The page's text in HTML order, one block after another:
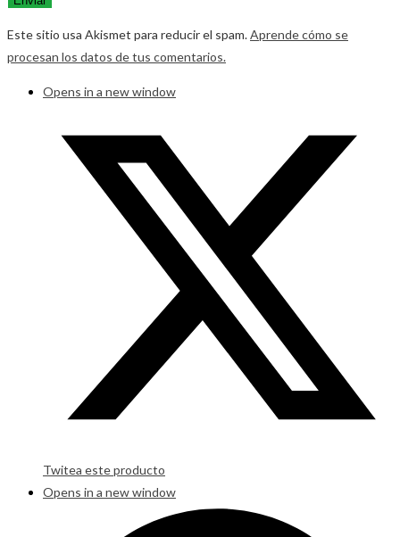
Este sitio usa Akismet para reducir el spam.Aprende cómo se
procesan los datos de tus comentarios.
Opens in a new window
Twitea este producto
Opens in a new window